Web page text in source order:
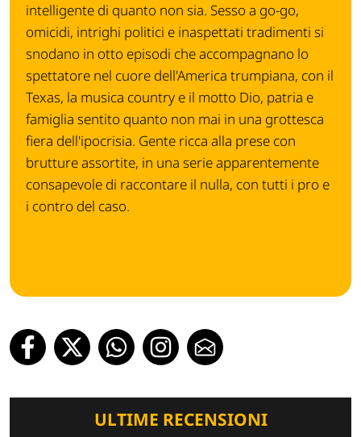
intelligente di quanto non sia. Sesso a go-go,
omicidi, intrighi politici e inaspettati tradimenti si
snodano in otto episodi che accompagnano lo
spettatore nel cuore dell'America trumpiana, con il
Texas, la musica country e il motto Dio, patria e
famiglia sentito quanto non mai in una grottesca
fiera dell'ipocrisia. Gente ricca alla prese con
brutture assortite, in una serie apparentemente
consapevole di raccontare il nulla, con tutti i pro e
i contro del caso.
ULTIME RECENSIONI